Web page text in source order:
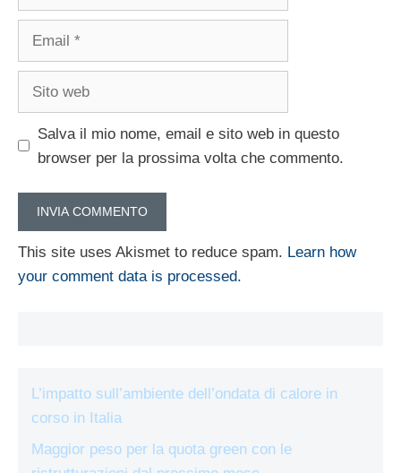
Salva il mio nome, email e sito web in questo
browser per la prossima volta che commento.
This site uses Akismet to reduce spam. Learn how
your comment data is processed.
L’impatto sull’ambiente dell’ondata di calore in
corso in Italia
Maggior peso per la quota green con le